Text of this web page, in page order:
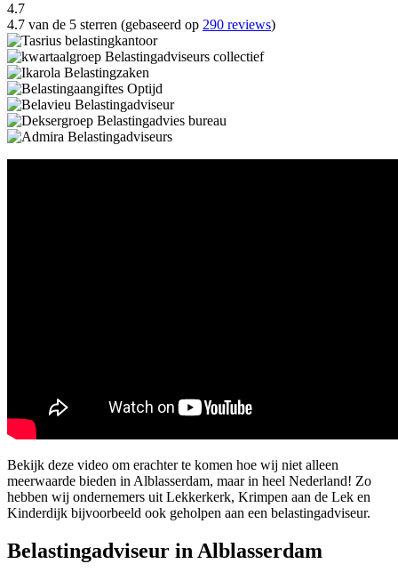
4.7
4.7 van de 5 sterren (gebaseerd op 290 reviews)
Bekijk deze video om erachter te komen hoe wij niet alleen
meerwaarde bieden in Alblasserdam, maar in heel Nederland! Zo
hebben wij ondernemers uit Lekkerkerk, Krimpen aan de Lek en
Kinderdijk bijvoorbeeld ook geholpen aan een belastingadviseur.
Belastingadviseur in Alblasserdam